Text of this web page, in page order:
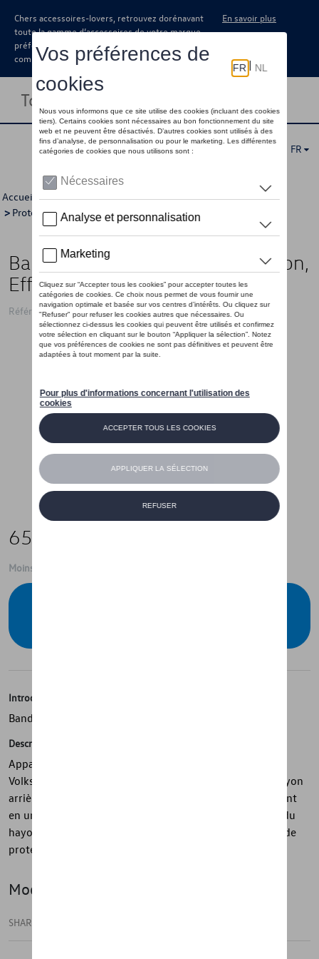
Chers accessoires-lovers, retrouvez dorénavant
toute la gamme d’accessoires de votre marque
préférée sous forme de catalogue à
commander auprès de votre concessionaire.
En savoir plus
Toggle navigation
FR
Accueil >Catalogue Volkswagen >Confort et protection
> Protection >Protection pare-chocs > Détail
Bande de protection pour le hayon,
Effet chromé
Référence: 7N0071360
65,00 €
Moins de 5 pcs disponibles.
Introduction
Bande de protection pour le hayon
Description
Apparence éblouissante - Bande d'effet chromé arrière
Volkswagen d'origine à coller sur le bord inférieur du hayon
arrière pour donner à votre voiture un look chic et élégant
en un rien de temps. Il peut être collé au bord inférieur du
hayon rapidement et facilement et sert simultanément de
protecteur de bord.
Modèle(s)
SHARAN